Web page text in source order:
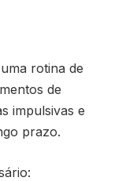
rotina de
de
impulsivas e
prazo.